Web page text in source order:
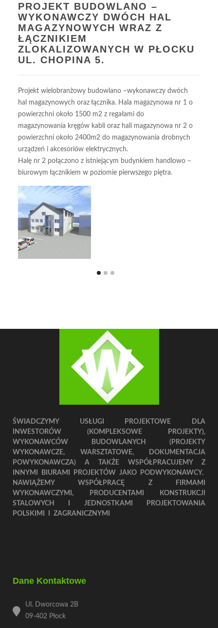
PROJEKT BUDOWLANO –
WYKONAWCZY DWÓCH HAL
MAGAZYNOWYCH WRAZ Z
ŁĄCZNIKIEM
ZLOKALIZOWANYCH W PŁOCKU
UL. CHOPINA 5.
Projekt wielobranżowy budowlano –wykonawczy dwóch
hal magazynowych oraz łącznika. Hala magazynowa nr 1 o
powierzchni około 1500 m2 z regałami do
magazynowania kręgów kabli oraz hali magazynowa nr 2 o
powierzchni około 2400m2 do magazynowania drobnych
urządzeń i akcesoriów elektrycznych.
Halę nr 2 połączono z istniejącym budynkiem handlowo –
biurowym łącznikiem w poziomie pierwszego piętra.
ŚWIADCZYMY USŁUGI PROJEKTOWE DLA
INWESTORÓW (KOMPLEKSOWE PROJEKTY),
WYKONAWCÓW BUDOWLANYCH (PROJEKTY
WYKONAWCZE, WARSZTATOWE, DOKUMENTACJA
POWYKONAWCZA) A TAKŻE WSPÓŁPRACUJEMY Z
INNYMI BIURAMI PROJEKTÓW JAKO PODWYKONAWCY.
NAWIĄŻEMY WSPÓŁPRACĘ Z FIRMAMI
WYKONAWCZYMI, PRODUCENTAMI KONSTRUKCJI
STALOWYCH I JEDNOSTKAMI PROJEKTOWANIA
POLSKIMI I ZAGRANICZNYMI
Dane Kontaktowe
Ul. Dworcowa 2B
09-402 Płock